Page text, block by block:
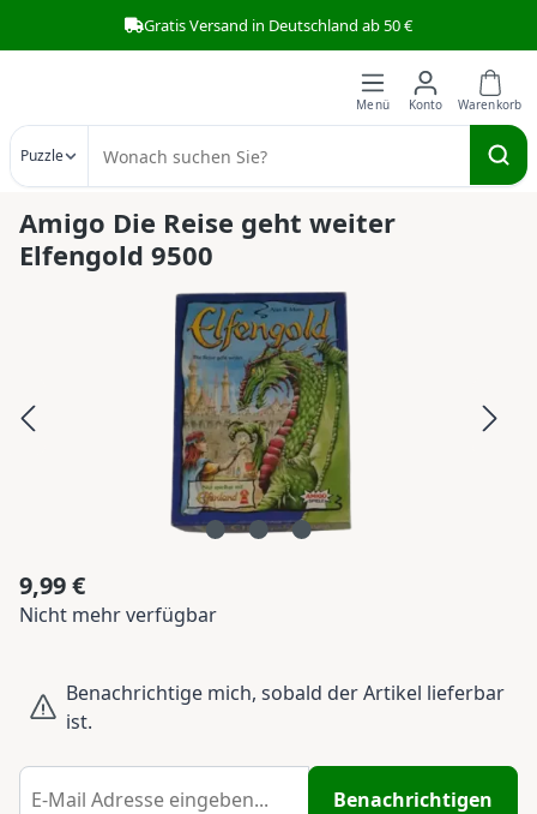
Zum Hauptinhalt springenGratis Versand in Deutschland ab 50 €
Puzzle
Amigo Die Reise geht weiter
Elfengold 9500
Bildergalerie überspringen
Regulärer Preis:
9,99 €
Nicht mehr verfügbar
Benachrichtige mich, sobald der Artikel lieferbar
ist.
Benachrichtigen